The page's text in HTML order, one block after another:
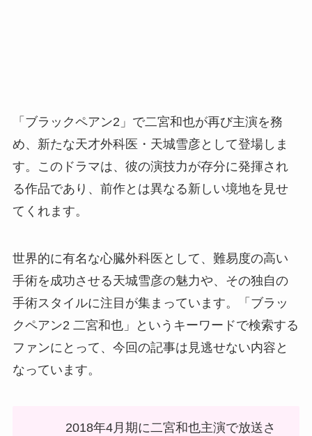
「ブラックペアン2」で二宮和也が再び主演を務
め、新たな天才外科医・天城雪彦として登場しま
す。このドラマは、彼の演技力が存分に発揮され
る作品であり、前作とは異なる新しい境地を見せ
てくれます。
世界的に有名な心臓外科医として、難易度の高い
手術を成功させる天城雪彦の魅力や、その独自の
手術スタイルに注目が集まっています。「ブラッ
クペアン2 二宮和也」というキーワードで検索する
ファンにとって、今回の記事は見逃せない内容と
なっています。
2018年4月期に二宮和也主演で放送さ